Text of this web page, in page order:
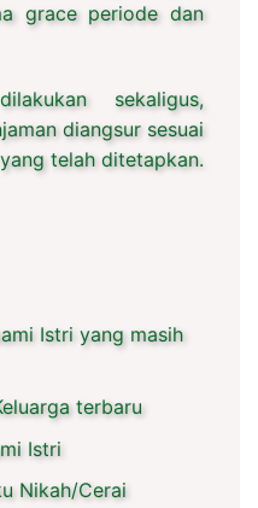
grace periode dan
sekaligus,
diangsur sesuai
telah ditetapkan.
Istri yang masih
terbaru
Istri
Nikah/Cerai